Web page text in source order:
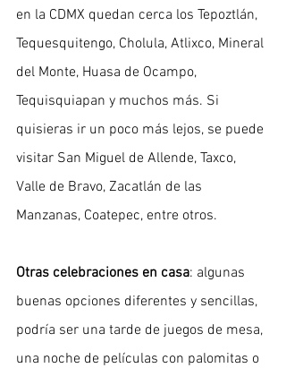
en la CDMX quedan cerca los Tepoztlán,
Tequesquitengo, Cholula, Atlixco, Mineral
del Monte, Huasa de Ocampo,
Tequisquiapan y muchos más. Si
quisieras ir un poco más lejos, se puede
visitar San Miguel de Allende, Taxco,
Valle de Bravo, Zacatlán de las
Manzanas, Coatepec, entre otros.
Otras celebraciones en casa: algunas
buenas opciones diferentes y sencillas,
podría ser una tarde de juegos de mesa,
una noche de películas con palomitas o